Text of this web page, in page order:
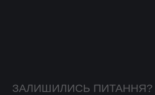
ЗАЛИШИЛИСЬ ПИТАННЯ?